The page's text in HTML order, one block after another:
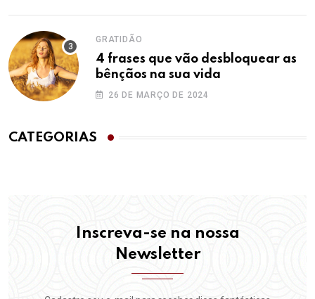
GRATIDÃO
4 frases que vão desbloquear as
bênçãos na sua vida
26 DE MARÇO DE 2024
CATEGORIAS
Inscreva-se na nossa
Newsletter